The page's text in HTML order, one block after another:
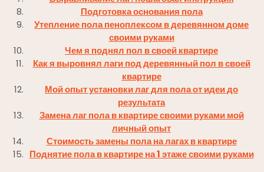
Подготовка основания пола
Утепление пола пеноплексом в деревянном доме
своими руками
Чем я поднял пол в своей квартире
Как я выровнял лаги под деревянный пол в своей
квартире
Мой опыт установки лаг для пола от идеи до
результата
Замена лаг пола в квартире своими руками мой
личный опыт
Стоимость замены пола на лагах в квартире
Поднятие пола в квартире на 1 этаже своими руками